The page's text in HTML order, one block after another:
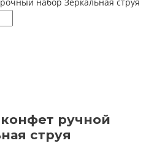
ручной
струя